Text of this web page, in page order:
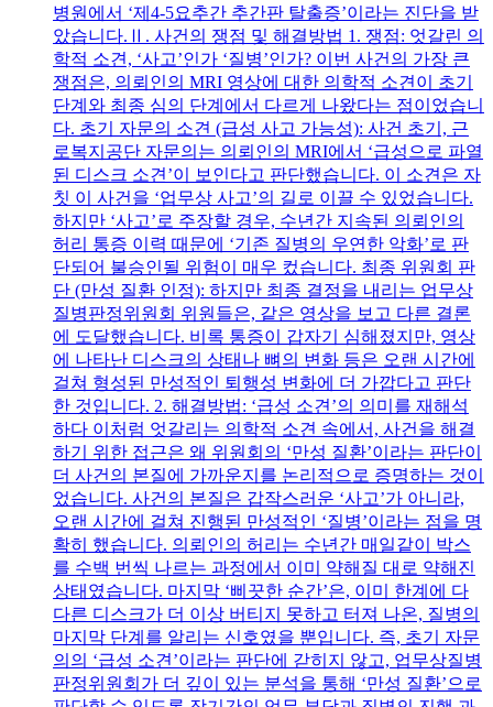
병원에서 ‘제4-5요추간 추간판 탈출증’이라는 진단을 받
았습니다.Ⅱ. 사건의 쟁점 및 해결방법 1. 쟁점: 엇갈린 의
학적 소견, ‘사고’인가 ‘질병’인가? 이번 사건의 가장 큰
쟁점은, 의뢰인의 MRI 영상에 대한 의학적 소견이 초기
단계와 최종 심의 단계에서 다르게 나왔다는 점이었습니
다. 초기 자문의 소견 (급성 사고 가능성): 사건 초기, 근
로복지공단 자문의는 의뢰인의 MRI에서 ‘급성으로 파열
된 디스크 소견’이 보인다고 판단했습니다. 이 소견은 자
칫 이 사건을 ‘업무상 사고’의 길로 이끌 수 있었습니다.
하지만 ‘사고’로 주장할 경우, 수년간 지속된 의뢰인의
허리 통증 이력 때문에 ‘기존 질병의 우연한 악화’로 판
단되어 불승인될 위험이 매우 컸습니다. 최종 위원회 판
단 (만성 질환 인정): 하지만 최종 결정을 내리는 업무상
질병판정위원회 위원들은, 같은 영상을 보고 다른 결론
에 도달했습니다. 비록 통증이 갑자기 심해졌지만, 영상
에 나타난 디스크의 상태나 뼈의 변화 등은 오랜 시간에
걸쳐 형성된 만성적인 퇴행성 변화에 더 가깝다고 판단
한 것입니다. 2. 해결방법: ‘급성 소견’의 의미를 재해석
하다 이처럼 엇갈리는 의학적 소견 속에서, 사건을 해결
하기 위한 접근은 왜 위원회의 ‘만성 질환’이라는 판단이
더 사건의 본질에 가까운지를 논리적으로 증명하는 것이
었습니다. 사건의 본질은 갑작스러운 ‘사고’가 아니라,
오랜 시간에 걸쳐 진행된 만성적인 ‘질병’이라는 점을 명
확히 했습니다. 의뢰인의 허리는 수년간 매일같이 박스
를 수백 번씩 나르는 과정에서 이미 약해질 대로 약해진
상태였습니다. 마지막 ‘삐끗한 순간’은, 이미 한계에 다
다른 디스크가 더 이상 버티지 못하고 터져 나온, 질병의
마지막 단계를 알리는 신호였을 뿐입니다. 즉, 초기 자문
의의 ‘급성 소견’이라는 판단에 갇히지 않고, 업무상질병
판정위원회가 더 깊이 있는 분석을 통해 ‘만성 질환’으로